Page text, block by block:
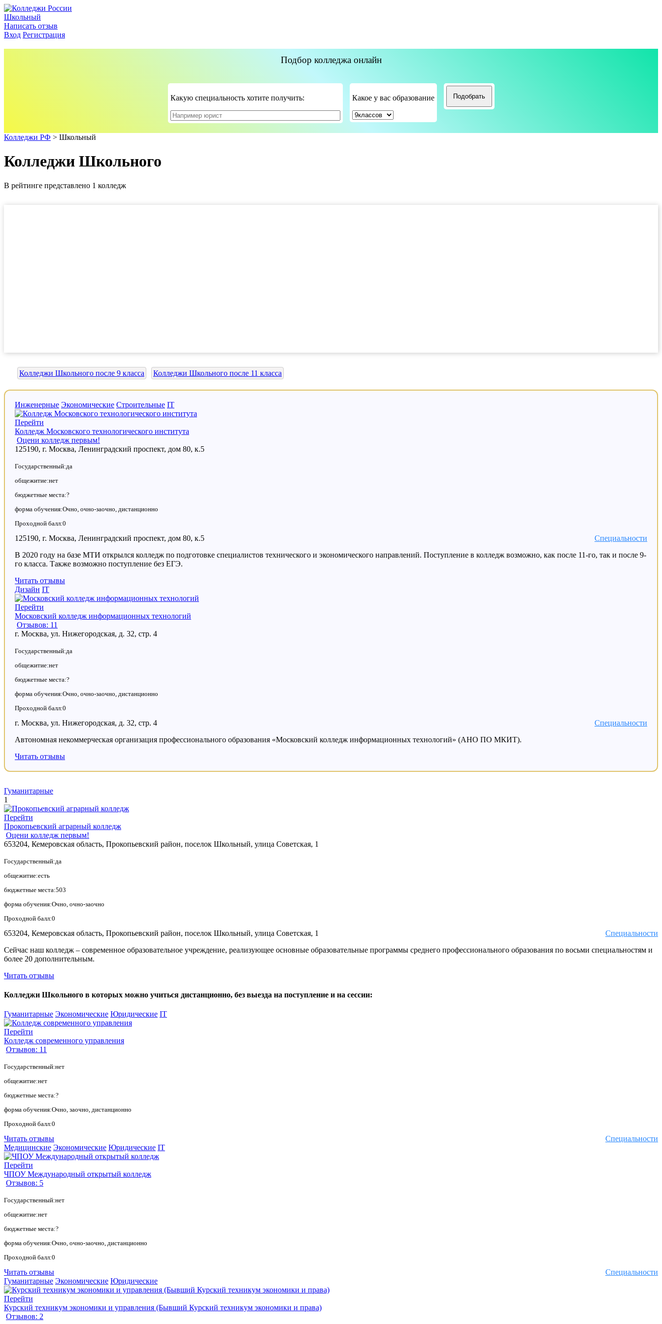
Школьный
Написать отзыв
Вход Регистрация
Подбор колледжа онлайн
Какую специальность хотите получить: Какое у вас образование
Колледжи РФ > Школьный
Колледжи Школьного
В рейтинге представлено 1 колледж
Колледжи Школьного после 9 класса Колледжи Школьного после 11 класса
Инженерные Экономические Строительные IT
Перейти
Колледж Московского технологического института
Оцени колледж первым!
125190, г. Москва, Ленинградский проспект, дом 80, к.5
Государственный:да
общежитие:нет
бюджетные места:?
форма обучения:Очно, очно-заочно, дистанционно
Проходной балл:0
Специальности
125190, г. Москва, Ленинградский проспект, дом 80, к.5
В 2020 году на базе МТИ открылся колледж по подготовке специалистов технического и экономического направлений. Поступление в колледж возможно, как после 11-го, так и после 9-
го класса. Также возможно поступление без ЕГЭ.
Читать отзывы
Дизайн IT
Перейти
Московский колледж информационных технологий
Отзывов: 11
г. Москва, ул. Нижегородская, д. 32, стр. 4
Государственный:да
общежитие:нет
бюджетные места:?
форма обучения:Очно, очно-заочно, дистанционно
Проходной балл:0
Специальности
г. Москва, ул. Нижегородская, д. 32, стр. 4
Автономная некоммерческая организация профессионального образования «Московский колледж информационных технологий» (АНО ПО МКИТ).
Читать отзывы
Гуманитарные
1
Перейти
Прокопьевский аграрный колледж
Оцени колледж первым!
653204, Кемеровская область, Прокопьевский район, поселок Школьный, улица Советская, 1
Государственный:да
общежитие:есть
бюджетные места:503
форма обучения:Очно, очно-заочно
Проходной балл:0
Специальности
653204, Кемеровская область, Прокопьевский район, поселок Школьный, улица Советская, 1
Сейчас наш колледж – современное образовательное учреждение, реализующее основные образовательные программы среднего профессионального образования по восьми специальностям и
более 20 дополнительным.
Читать отзывы
Колледжи Школьного в которых можно учиться дистанционно, без выезда на поступление и на сессии:
Гуманитарные Экономические Юридические IT
Перейти
Колледж современного управления
Отзывов: 11
Государственный:нет
общежитие:нет
бюджетные места:?
форма обучения:Очно, заочно, дистанционно
Проходной балл:0
Специальности
Читать отзывы
Медицинские Экономические Юридические IT
Перейти
ЧПОУ Международный открытый колледж
Отзывов: 5
Государственный:нет
общежитие:нет
бюджетные места:?
форма обучения:Очно, очно-заочно, дистанционно
Проходной балл:0
Специальности
Читать отзывы
Гуманитарные Экономические Юридические
Перейти
Курский техникум экономики и управления (Бывший Курский техникум экономики и права)
Отзывов: 2